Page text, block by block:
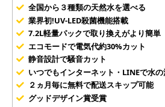
全国から３種類の天然水を選べる
業界初!UV-LED殺菌機能搭載
7.2L軽量パックで取り換えがより簡単
エコモードで電気代約30%カット
静音設計で騒音カット
いつでもインターネット・LINEで水
２ヵ月毎に無料で配送スキップ可能
グッドデザイン賞受賞